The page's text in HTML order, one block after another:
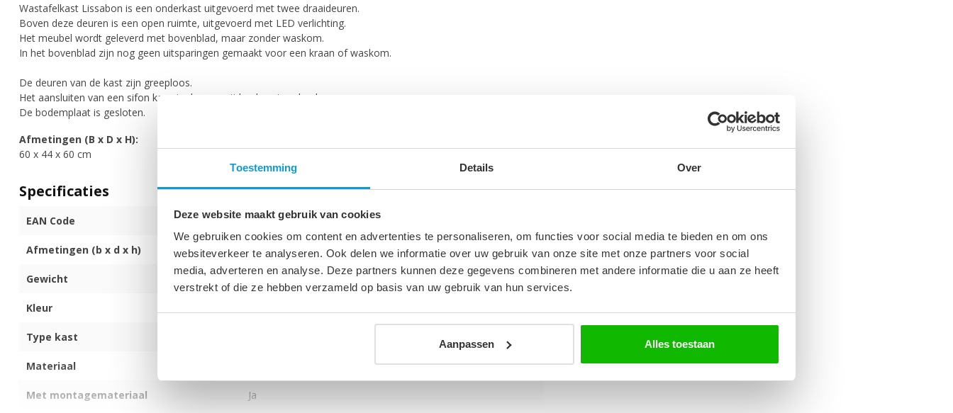
Toestemming Details Over
Deze website maakt gebruik van cookies
We gebruiken cookies om content en advertenties te personaliseren, om functies voor social media te bieden en om ons
websiteverkeer te analyseren. Ook delen we informatie over uw gebruik van onze site met onze partners voor social
media, adverteren en analyse. Deze partners kunnen deze gegevens combineren met andere informatie die u aan ze heeft
verstrekt of die ze hebben verzameld op basis van uw gebruik van hun services.
Aanpassen Alles toestaan
Wastafelkast Lissabon is een onderkast uitgevoerd met twee draaideuren.
Boven deze deuren is een open ruimte, uitgevoerd met LED verlichting.
Het meubel wordt geleverd met bovenblad, maar zonder waskom.
In het bovenblad zijn nog geen uitsparingen gemaakt voor een kraan of waskom.
De deuren van de kast zijn greeploos.
Het aansluiten van een sifon kan via de muurzijde, deze is geheel open.
De bodemplaat is gesloten.
Afmetingen (B x D x H):
60 x 44 x 60 cm
Specificaties
EAN Code 8720171733362
Afmetingen (b x d x h) 60 x 44 x 60cm
Gewicht 14 kg
Kleur
Type kast
Materiaal
Met montagemateriaal Ja